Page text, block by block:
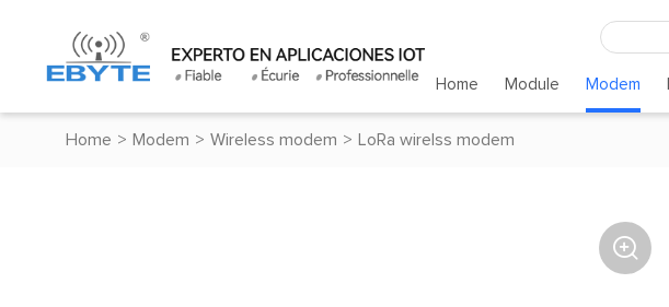
Home Module Modem
Home > Modem > Wireless modem > LoRa wirelss modem
